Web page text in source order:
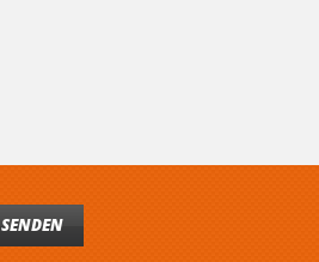
SENDEN